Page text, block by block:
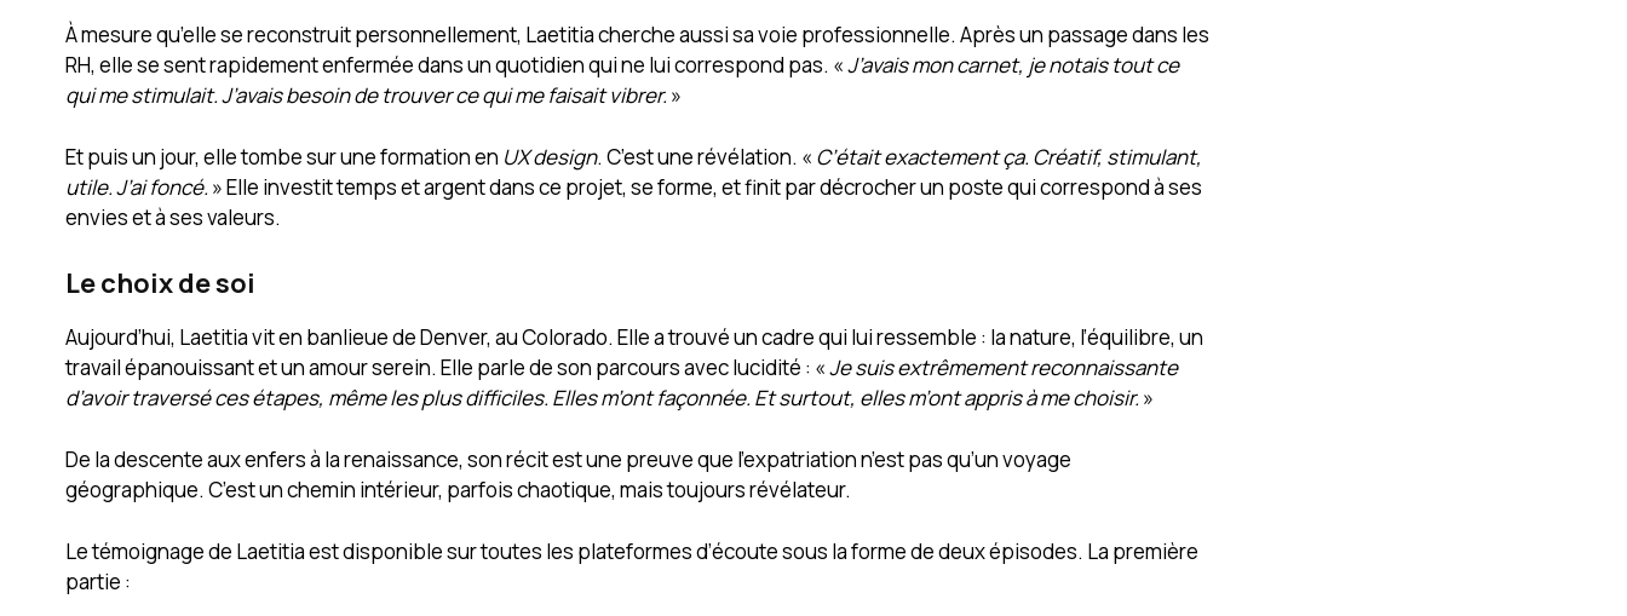
À mesure qu’elle se reconstruit personnellement, Laetitia cherche aussi sa voie professionnelle. Après un passage dans les
RH, elle se sent rapidement enfermée dans un quotidien qui ne lui correspond pas. «J’avais mon carnet, je notais tout ce
qui me stimulait. J’avais besoin de trouver ce qui me faisait vibrer. »
Et puis un jour, elle tombe sur une formation en UX design. C’est une révélation. « C’était exactement ça. Créatif, stimulant,
utile. J’ai foncé. » Elle investit temps et argent dans ce projet, se forme, et finit par décrocher un poste qui correspond à ses
envies et à ses valeurs.
Le choix de soi
Aujourd’hui, Laetitia vit en banlieue de Denver, au Colorado. Elle a trouvé un cadre qui lui ressemble : la nature, l’équilibre, un
travail épanouissant et un amour serein. Elle parle de son parcours avec lucidité : «Je suis extrêmement reconnaissante
d’avoir traversé ces étapes, même les plus difficiles. Elles m’ont façonnée. Et surtout, elles m’ont appris à me choisir. »
De la descente aux enfers à la renaissance, son récit est une preuve que l’expatriation n’est pas qu’un voyage
géographique. C’est un chemin intérieur, parfois chaotique, mais toujours révélateur.
Le témoignage de Laetitia est disponible sur toutes les plateformes d’écoute sous la forme de deux épisodes. La première
partie :